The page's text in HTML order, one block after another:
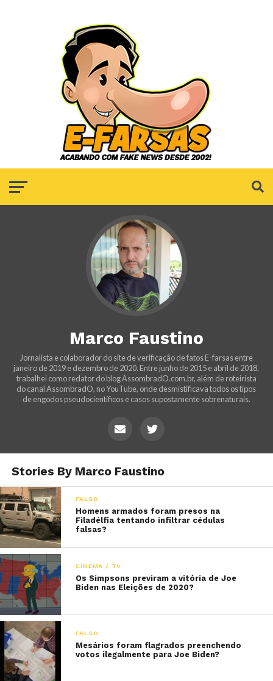
Marco Faustino
Jornalista e colaborador do site de verificação de fatos E-farsas entre
janeiro de 2019 e dezembro de 2020. Entre junho de 2015 e abril de 2018,
trabalhei como redator do blog AssombradO.com.br, além de roteirista
do canal AssombradO, no YouTube, onde desmistificava todos os tipos
de engodos pseudocientíficos e casos supostamente sobrenaturais.
Stories By Marco Faustino
FALSO
Homens armados foram presos na
Filadélfia tentando infiltrar cédulas
falsas?
CINEMA / TV
Os Simpsons previram a vitória de Joe
Biden nas Eleições de 2020?
FALSO
Mesários foram flagrados preenchendo
votos ilegalmente para Joe Biden?